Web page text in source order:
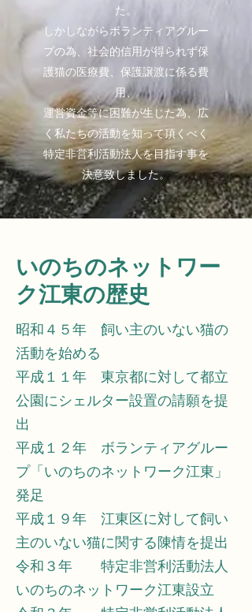
た。
しかしながらボランティアグルー
プの為、社会的信用が得られず保
護猫の医療費、保護譲渡に係る費
用、
運営資金等に困難が生じた為、広
く私たちの活動を知って頂くべく
特定非営利活動法人を目指す事を
決意致しました。
いのちのネットワー
ク江東の歴史
昭和４５年 飼い主のいない猫の
活動を始める
平成１１年 東京都に対して都立
公園にシェルター設置の請願を提
出
平成１２年 ボランティアグルー
プ「いのちのネットワーク江東」
発足
平成１９年 江東区に対して飼い
主のいない猫に関する陳情を提出
令和３年 特定非営利活動法人
いのちのネットワーク江東設立